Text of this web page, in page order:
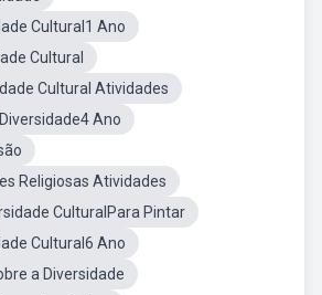
Cultural1 Ano
Cultural
Cultural Atividades
Ano
Religiosas Atividades
CulturalPara Pintar
Cultural6 Ano
a Diversidade